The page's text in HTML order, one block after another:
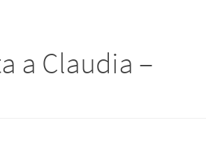
a Claudia –